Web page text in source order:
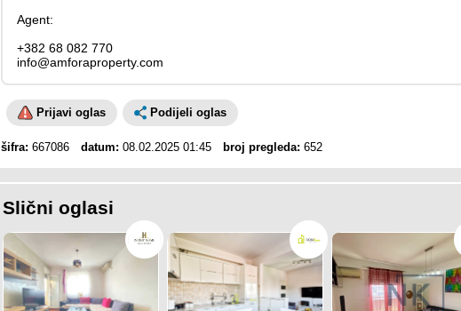
Agent:
+382 68 082 770
info@amforaproperty.com
Prijavi oglas Podijeli oglas
šifra: 667086 datum: 08.02.2025 01:45 broj pregleda: 652
Slični oglasi